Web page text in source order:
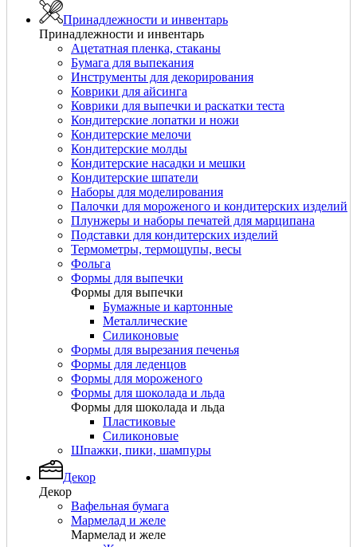
Принадлежности и инвентарь
Принадлежности и инвентарь
Ацетатная пленка, стаканы
Бумага для выпекания
Инструменты для декорирования
Коврики для айсинга
Коврики для выпечки и раскатки теста
Кондитерские лопатки и ножи
Кондитерские мелочи
Кондитерские молды
Кондитерские насадки и мешки
Кондитерские шпатели
Наборы для моделирования
Палочки для мороженого и кондитерских изделий
Плунжеры и наборы печатей для марципана
Подставки для кондитерских изделий
Термометры, термощупы, весы
Фольга
Формы для выпечки
Формы для выпечки
Бумажные и картонные
Металлические
Силиконовые
Формы для вырезания печенья
Формы для леденцов
Формы для мороженого
Формы для шоколада и льда
Формы для шоколада и льда
Пластиковые
Силиконовые
Шпажки, пики, шампуры
Декор
Декор
Вафельная бумага
Мармелад и желе
Мармелад и желе